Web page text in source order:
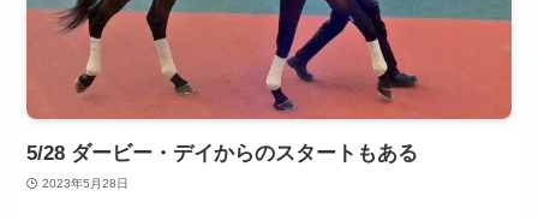
5/28 ダービー・デイからのスタートもある
2023年5月28日